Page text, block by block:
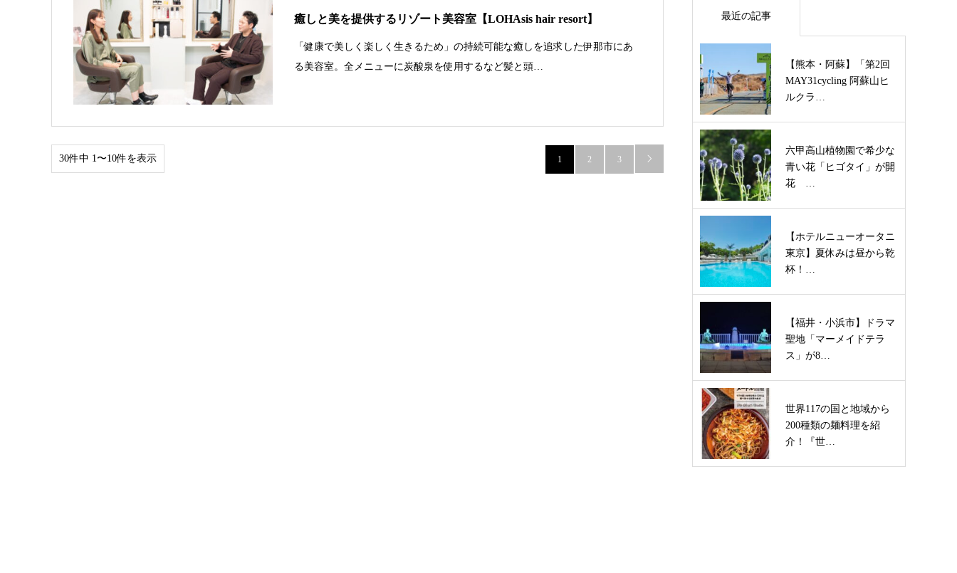
癒しと美を提供するリゾート美容室【LOHAsis hair resort】
「健康で美しく楽しく生きるため」の持続可能な癒しを追求した伊那市にあ
る美容室。全メニューに炭酸泉を使用するなど髪と頭…
30件中 1〜10件を表示 1 2 3 
最近の記事
【熊本・阿蘇】「第2回
MAY31cycling 阿蘇山ヒ
ルクラ…
六甲高山植物園で希少な
青い花「ヒゴタイ」が開
花 …
【ホテルニューオータニ
東京】夏休みは昼から乾
杯！…
【福井・小浜市】ドラマ
聖地「マーメイドテラ
ス」が8…
世界117の国と地域から
200種類の麺料理を紹
介！『世…